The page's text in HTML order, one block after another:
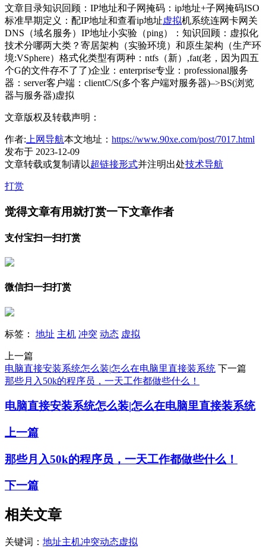
文章目录知识回顾：IP地址和子网掩码：ip地址+子网掩码ISO
标准早期定义：配IP地址和查看ip地址虚拟机系统连网卡网关
DNS（域名服务）IP地址小实验（ping）：知识回顾：虚拟化
技术分哪两大类？寄居架构（实验环境）和原生架构（生产环
境:VSphere）格式化类型有两种：ntfs（新）,fat(老，因为四五
个G的文件存不了了)企业：enterprise专业：professional服务
器：server客户端：clientC/S(多个客户端对服务器)–>BS(浏览
器与服务器)虚拟
文章版权及转载声明：
作者: 上网导航本文地址： https://www.90xe.com/post/7017.html
发布于 2023-12-09
文章转载或复制请以超链接形式并注明出处技术导航
打赏
觉得文章有用就打赏一下文章作者
支付宝扫一扫打赏
微信扫一扫打赏
标签： 地址 主机 冲突 动态 虚拟
上一篇
电脑直接安装系统怎么装|怎么在电脑里直接装系统 下一篇
那些月入50k的程序员，一天工作都做些什么！
电脑直接安装系统怎么装|怎么在电脑里直接装系统
上一篇
那些月入50k的程序员，一天工作都做些什么！
下一篇
相关文章
关键词： 地址主机冲突动态虚拟